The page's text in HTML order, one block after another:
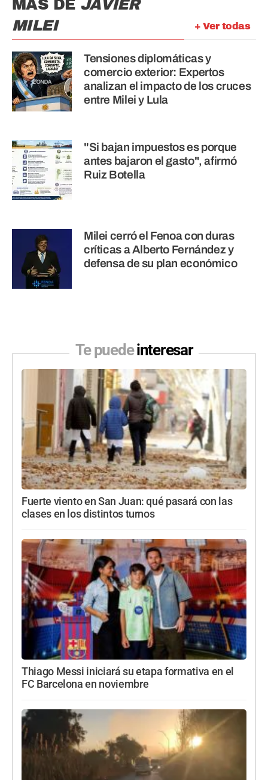
+ Ver todas
MÁS DE JAVIER
MILEI
Tensiones diplomáticas y
comercio exterior: Expertos
analizan el impacto de los cruces
entre Milei y Lula
"Si bajan impuestos es porque
antes bajaron el gasto", afirmó
Ruiz Botella
Milei cerró el Fenoa con duras
críticas a Alberto Fernández y
defensa de su plan económico
Te puedeinteresar
Fuerte viento en San Juan: qué pasará con las
clases en los distintos turnos
Thiago Messi iniciará su etapa formativa en el
FC Barcelona en noviembre